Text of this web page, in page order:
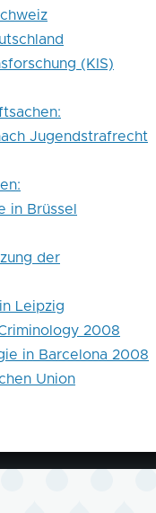
(KIS)
Jugendstrafrecht
in Brüssel
der
Leipzig
2008
in Barcelona 2008
Union